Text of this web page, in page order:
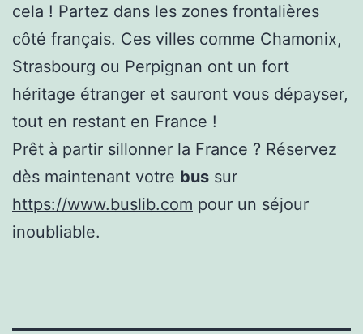
cela ! Partez dans les zones frontalières
côté français. Ces villes comme Chamonix,
Strasbourg ou Perpignan ont un fort
héritage étranger et sauront vous dépayser,
tout en restant en France !
Prêt à partir sillonner la France ? Réservez
dès maintenant votre bus sur
https://www.buslib.com pour un séjour
inoubliable.